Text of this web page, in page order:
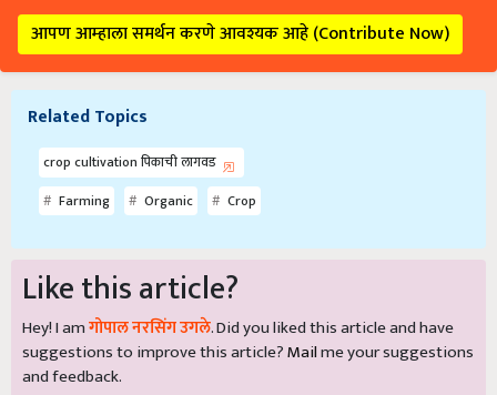
आपण आम्हाला समर्थन करणे आवश्यक आहे (Contribute Now)
Related Topics
crop cultivation पिकाची लागवड
Farming
Organic Crop
Like this article?
Hey! I amगोपाल नरसिंग उगले. Did you liked this article and have
suggestions to improve this article?Mailme your suggestions
and feedback.